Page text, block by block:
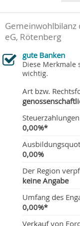
Gemeinwohlbilanz
eG, Rötenberg
gute Banken
Diese Merkmale
wichtig.
Art bzw.
Steuerzahlungen
0,00%*
0,00%
Der Region
keine Angabe
Umfang des
0,00%*
Verkauf von